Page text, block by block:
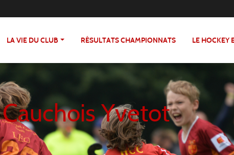
LA VIE DU CLUB RÉSULTATS CHAMPIONNATS LE HOCKEY
Yvetot